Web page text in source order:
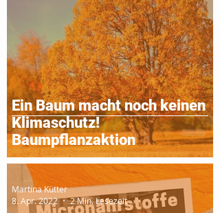
Ein Baum macht noch keinen
Klimaschutz!
Baumpflanzaktion
Martina Kütter
8. Apr. 2022
2 Min. Lesezeit